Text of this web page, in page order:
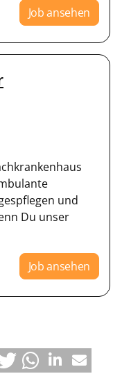
Job ansehen
und
Du unser
Job ansehen